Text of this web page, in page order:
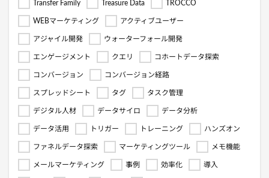
Transfer Family Treasure Data TROCCO
WEBマーケティング アクティブユーザー
アジャイル開発 ウォーターフォール開発
エンゲージメント クエリ コホートデータ探索
コンバージョン コンバージョン経路
スプレッドシート タグ タスク管理
デジタル人材 データサイロ データ分析
データ活用 トリガー トレーニング ハンズオン
ファネルデータ探索 マーケティングツール メモ機能
メールマーケティング 事例 効率化 導入